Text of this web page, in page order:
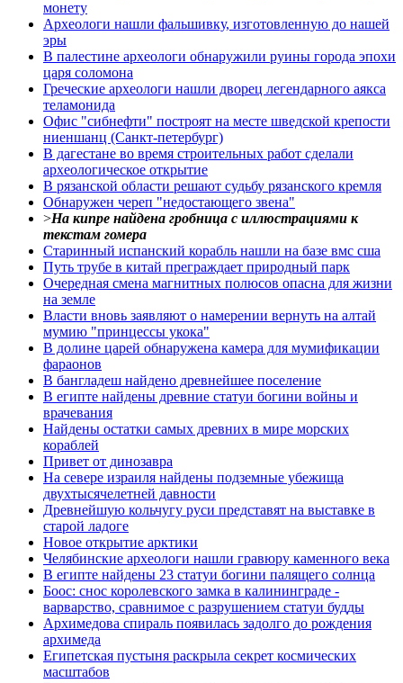
монету
Археологи нашли фальшивку, изготовленную до нашей
эры
В палестине археологи обнаружили руины города эпохи
царя соломона
Греческие археологи нашли дворец легендарного аякса
теламонида
Офис "сибнефти" построят на месте шведской крепости
ниеншанц (Санкт-петербург)
В дагестане во время строительных работ сделали
археологическое открытие
В рязанской области решают судьбу рязанского кремля
Обнаружен череп "недостающего звена"
>На кипре найдена гробница с иллюстрациями к
текстам гомера
Старинный испанский корабль нашли на базе вмс сша
Путь трубе в китай преграждает природный парк
Очередная смена магнитных полюсов опасна для жизни
на земле
Власти вновь заявляют о намерении вернуть на алтай
мумию "принцессы укока"
В долине царей обнаружена камера для мумификации
фараонов
В бангладеш найдено древнейшее поселение
В египте найдены древние статуи богини войны и
врачевания
Найдены остатки самых древних в мире морских
кораблей
Привет от динозавра
На севере израиля найдены подземные убежища
двухтысячелетней давности
Древнейшую кольчугу руси представят на выставке в
старой ладоге
Новое открытие арктики
Челябинские археологи нашли гравюру каменного века
В египте найдены 23 статуи богини палящего солнца
Боос: снос королевского замка в калининграде -
варварство, сравнимое с разрушением статуи будды
Архимедова спираль появилась задолго до рождения
архимеда
Египетская пустыня раскрыла секрет космических
масштабов